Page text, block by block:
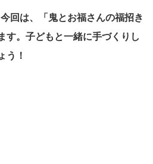
回は、「鬼とお福さんの福招き
す。子どもと一緒に手づくりし
う！